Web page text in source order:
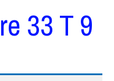
33 T 9